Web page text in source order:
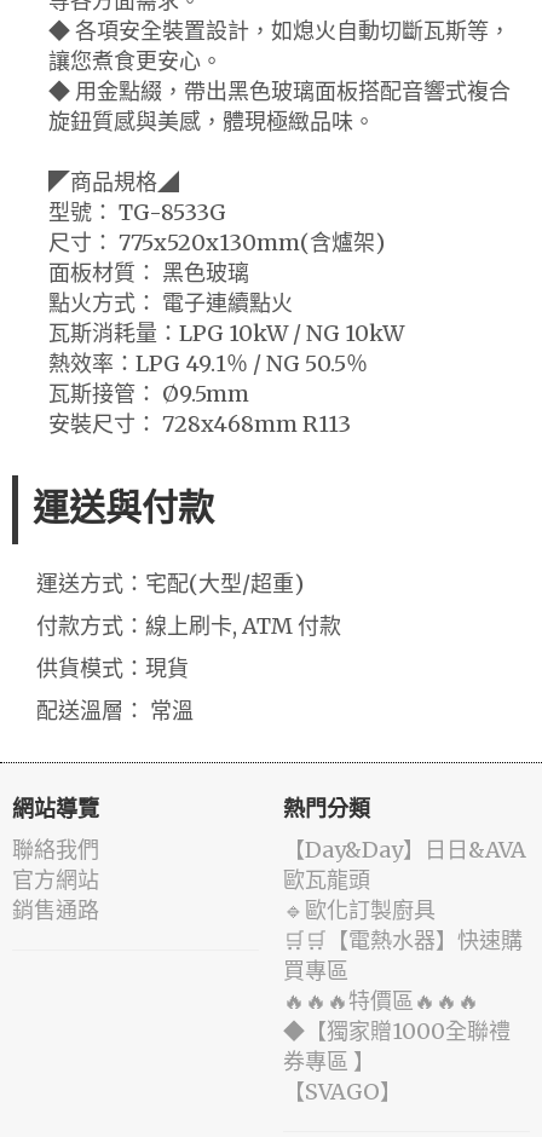
◆ 各項安全裝置設計，如熄火自動切斷瓦斯等，
讓您煮食更安心。
◆ 用金點綴，帶出黑色玻璃面板搭配音響式複合
旋鈕質感與美感，體現極緻品味。
◤商品規格◢
型號： TG-8533G
尺寸： 775x520x130mm(含爐架)
面板材質： 黑色玻璃
點火方式： 電子連續點火
瓦斯消耗量：LPG 10kW / NG 10kW
熱效率：LPG 49.1％ / NG 50.5％
瓦斯接管： Ø9.5mm
安裝尺寸： 728x468mm R113
運送與付款
運送方式：宅配(大型/超重)
付款方式：線上刷卡, ATM 付款
供貨模式：現貨
配送溫層： 常溫
網站導覽
聯絡我們
官方網站
銷售通路
熱門分類
️【Day&Day】️日日&AVA
歐瓦龍頭
🔹歐化訂製廚具
🛒🛒【電熱水器】快速購
買專區
🔥🔥🔥特價區🔥🔥🔥
◆【獨家贈1000全聯禮
券專區 】
️【SVAGO】️